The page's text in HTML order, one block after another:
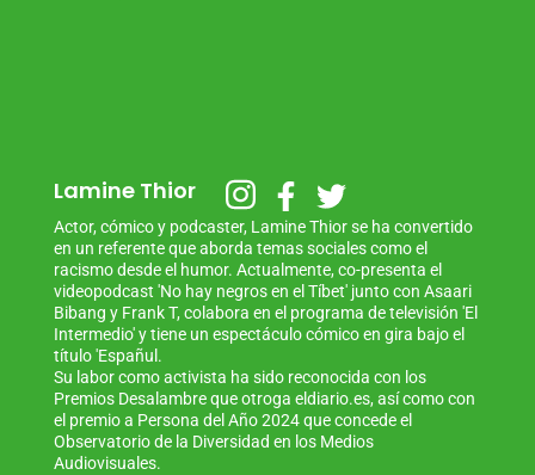
Lamine Thior
Actor, cómico y podcaster, Lamine Thior se ha convertido
en un referente que aborda temas sociales como el
racismo desde el humor. Actualmente, co-presenta el
videopodcast 'No hay negros en el Tíbet' junto con Asaari
Bibang y Frank T, colabora en el programa de televisión 'El
Intermedio' y tiene un espectáculo cómico en gira bajo el
título 'Españul.
Su labor como activista ha sido reconocida con los
Premios Desalambre que otroga eldiario.es, así como con
el premio a Persona del Año 2024 que concede el
Observatorio de la Diversidad en los Medios
Audiovisuales.